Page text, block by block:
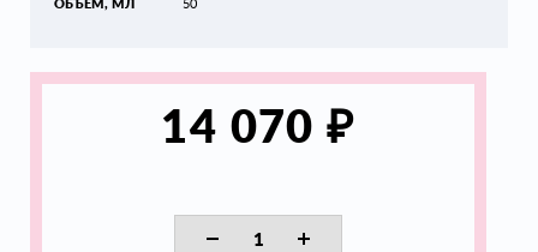
ОБЪЕМ, МЛ 50
14 070₽